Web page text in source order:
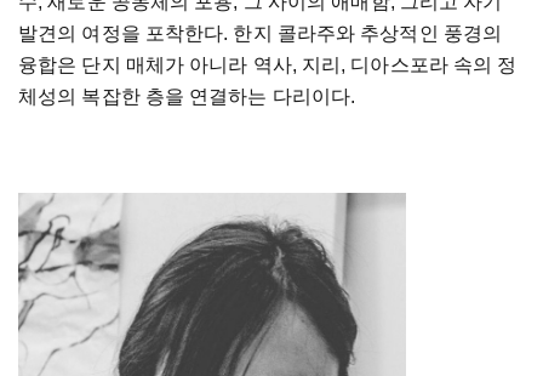
발견의 여정을 포착한다. 한지 콜라주와 추상적인 풍경의
융합은 단지 매체가 아니라 역사, 지리 , 디아스포라 속의 정
체성의 복잡한 층을 연결하는 다리이다.